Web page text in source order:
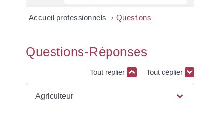
Accueil professionnels > Questions
Questions-Réponses
Tout replier Tout déplier
Agriculteur